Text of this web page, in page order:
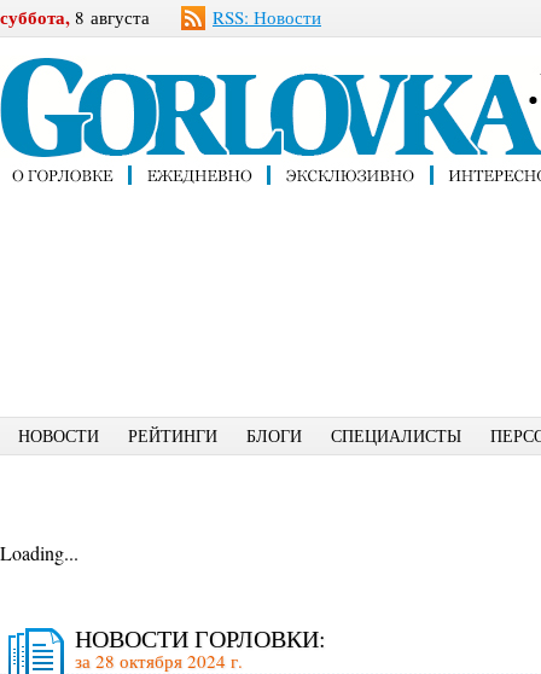
суббота, 8 августа RSS: Новости
НОВОСТИ РЕЙТИНГИ БЛОГИ СПЕЦИАЛИСТЫ
Loading...
НОВОСТИ ГОРЛОВКИ:
за 28 октября 2024 г.